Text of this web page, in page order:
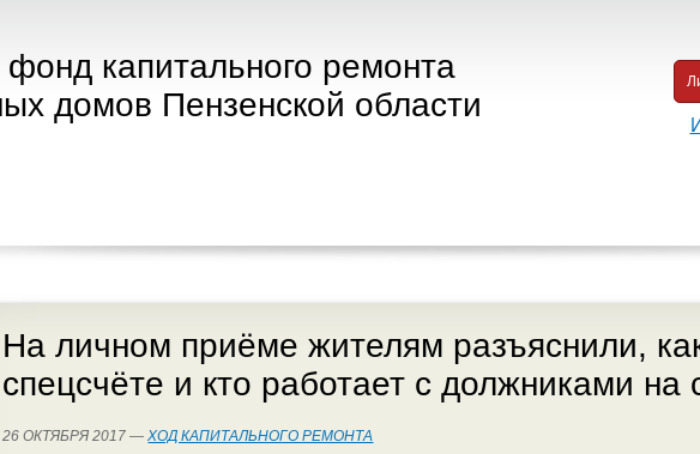
капитального ремонта
домов Пензенской области
На личном приёме жителям разъяснили,
спецсчёте и кто работает с должниками на
26 ОКТЯБРЯ 2017 —ХОД КАПИТАЛЬНОГО РЕМОНТА